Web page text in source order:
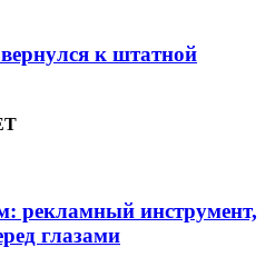
к штатной
рекламный инструмент,
глазами